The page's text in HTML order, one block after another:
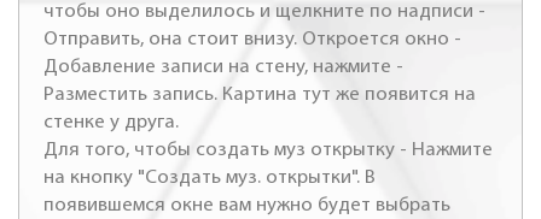
чтобы оно выделилось и щелкните по надписи -
Отправить, она стоит внизу. Откроется окно -
Добавление записи на стену, нажмите -
Разместить запись. Картина тут же появится на
стенке у друга.
Для того, чтобы создать муз открытку - Нажмите
на кнопку "Создать муз. открытки". В
появившемся окне вам нужно будет выбрать